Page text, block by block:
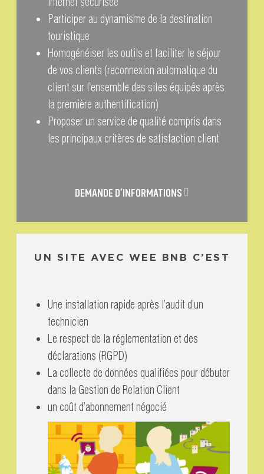
Participer au dynamisme de la destination
touristique
Homogénéiser les outils et faciliter le séjour
de vos clients (reconnexion automatique du
client sur l’ensemble des sites équipés après
la première authentification)
Proposer un service de qualité compris dans
les principaux critères de satisfaction client
DEMANDE D’INFORMATIONS
UN SITE AVEC WEE BNB C’EST
Une installation rapide après l’audit d’un
technicien
Le respect de la réglementation et des
déclarations (RGPD)
La collecte de données qualifiées pour débuter
dans la Gestion de Relation Client
un coût d’abonnement négocié